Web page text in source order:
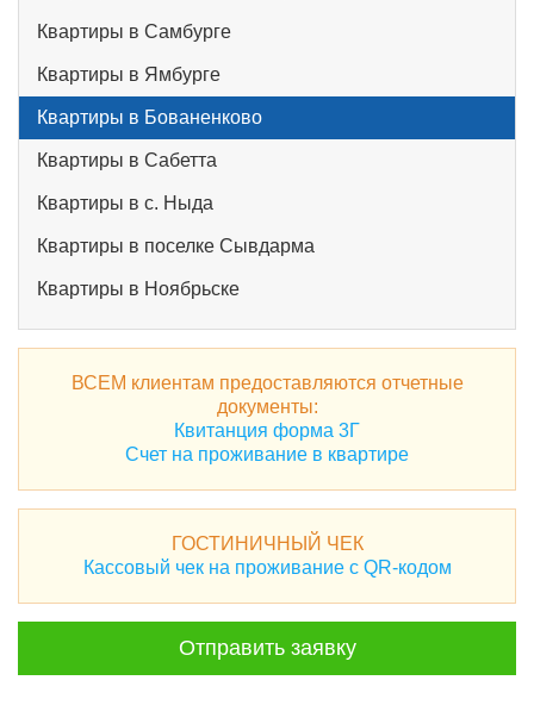
Квартиры в Самбурге
Квартиры в Ямбурге
Квартиры в Бованенково
Квартиры в Сабетта
Квартиры в с. Ныда
Квартиры в поселке Сывдарма
Квартиры в Ноябрьске
ВСЕМ клиентам предоставляются отчетные
документы:
Квитанция форма 3Г
Счет на проживание в квартире
ГОСТИНИЧНЫЙ ЧЕК
Кассовый чек на проживание с QR-кодом
Отправить заявку